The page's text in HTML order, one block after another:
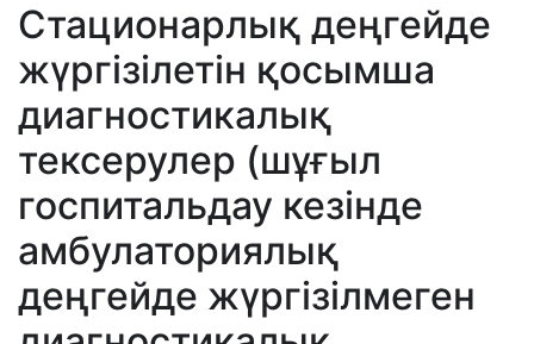
Стационарлық деңгейде
жүргізілетін қосымша
диагностикалық
тексерулер (шұғыл
госпитальдау кезінде
амбулаториялық
деңгейде жүргізілмеген